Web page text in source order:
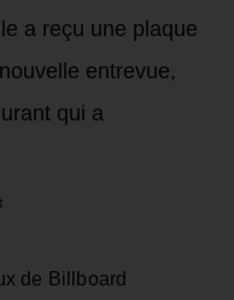
a reçu une plaque
entrevue,
qui a
de Billboard